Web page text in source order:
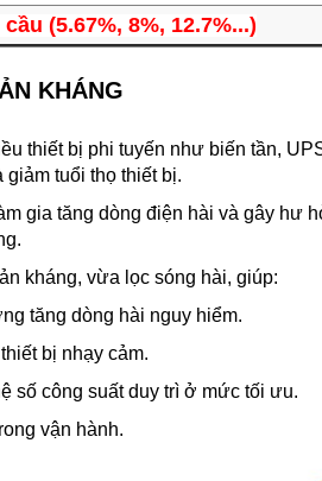
(5.67%, 8%, 12.7%...)
KHÁNG
thiết bị phi tuyến như biến tần,
tuổi thọ thiết bị.
gia tăng dòng điện hài và gây hư
kháng, vừa lọc sóng hài, giúp:
tăng dòng hài nguy hiểm.
bị nhạy cảm.
số công suất duy trì ở mức tối ưu.
vận hành.